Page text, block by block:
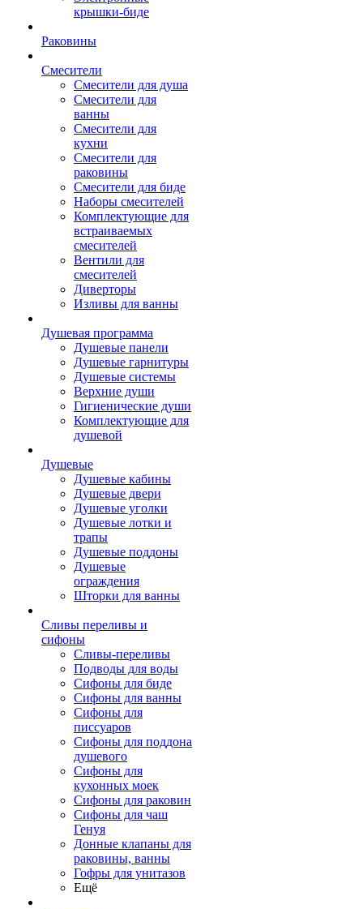
крышки-биде
Раковины
Смесители
Смесители для душа
Смесители для
ванны
Смесители для
кухни
Смесители для
раковины
Смесители для биде
Наборы смесителей
Комплектующие для
встраиваемых
смесителей
Вентили для
смесителей
Диверторы
Изливы для ванны
Душевая программа
Душевые панели
Душевые гарнитуры
Душевые системы
Верхние души
Гигиенические души
Комплектующие для
душевой
Душевые
Душевые кабины
Душевые двери
Душевые уголки
Душевые лотки и
трапы
Душевые поддоны
Душевые
ограждения
Шторки для ванны
Сливы переливы и
сифоны
Сливы-переливы
Подводы для воды
Сифоны для биде
Сифоны для ванны
Сифоны для
писсуаров
Сифоны для поддона
душевого
Сифоны для
кухонных моек
Сифоны для раковин
Сифоны для чаш
Генуя
Донные клапаны для
раковины, ванны
Гофры для унитазов
Ещё